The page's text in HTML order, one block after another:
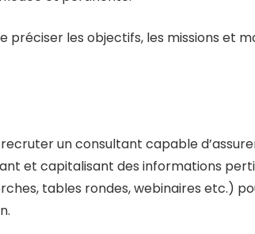
préciser les objectifs, les missions et
un consultant capable
et capitalisant des informations
tables rondes, webinaires etc.)